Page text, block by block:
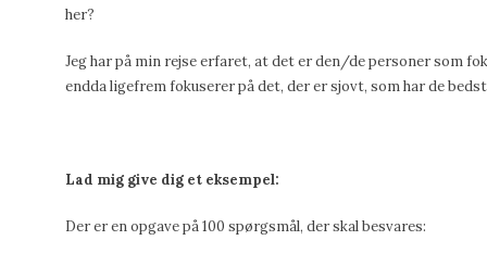
her?
Jeg har på min rejse erfaret, at det er den/de personer som
endda ligefrem fokuserer på det, der er sjovt, som har de
Lad mig give dig et eksempel:
Der er en opgave på 100 spørgsmål, der skal besvares: